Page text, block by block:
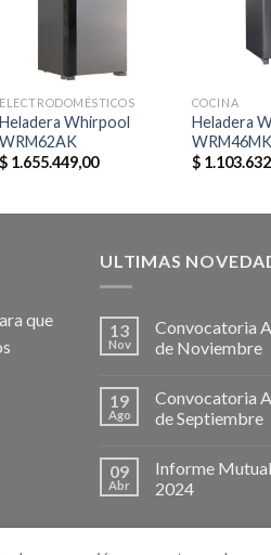
ELECTRODOMÉSTICOS
Heladera Whirpool
WRM62AK
$ 1.655.449,00
COCINA
Heladera
WRM46MK
$
que
ULTIMAS
13
Nov
Convocatoria
de Noviembre
19
Ago
Convocatoria
de Septiembre
09
Abr
Informe
2024